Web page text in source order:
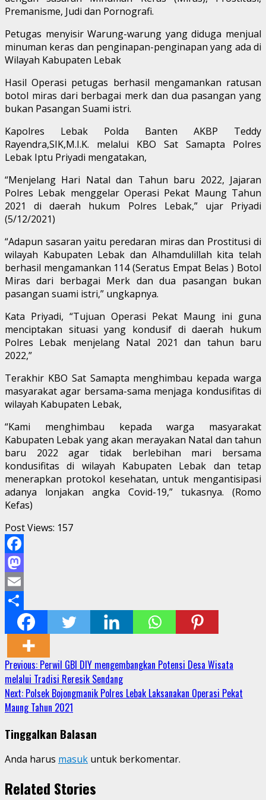
Premanisme, Judi dan Pornografi.
Petugas menyisir Warung-warung yang diduga menjual
minuman keras dan penginapan-penginapan yang ada di
Wilayah Kabupaten Lebak
Hasil Operasi petugas berhasil mengamankan ratusan
botol miras dari berbagai merk dan dua pasangan yang
bukan Pasangan Suami istri.
Kapolres Lebak Polda Banten AKBP Teddy
Rayendra,SIK,M.I.K. melalui KBO Sat Samapta Polres
Lebak Iptu Priyadi mengatakan,
“Menjelang Hari Natal dan Tahun baru 2022, Jajaran
Polres Lebak menggelar Operasi Pekat Maung Tahun
2021 di daerah hukum Polres Lebak,” ujar Priyadi
(5/12/2021)
“Adapun sasaran yaitu peredaran miras dan Prostitusi di
wilayah Kabupaten Lebak dan Alhamdulillah kita telah
berhasil mengamankan 114 (Seratus Empat Belas ) Botol
Miras dari berbagai Merk dan dua pasangan bukan
pasangan suami istri,” ungkapnya.
Kata Priyadi, “Tujuan Operasi Pekat Maung ini guna
menciptakan situasi yang kondusif di daerah hukum
Polres Lebak menjelang Natal 2021 dan tahun baru
2022,”
Terakhir KBO Sat Samapta menghimbau kepada warga
masyarakat agar bersama-sama menjaga kondusifitas di
wilayah Kabupaten Lebak,
“Kami menghimbau kepada warga masyarakat
Kabupaten Lebak yang akan merayakan Natal dan tahun
baru 2022 agar tidak berlebihan mari bersama
kondusifitas di wilayah Kabupaten Lebak dan tetap
menerapkan protokol kesehatan, untuk mengantisipasi
adanya lonjakan angka Covid-19,” tukasnya. (Romo
Kefas)
Post Views: 157
Facebook
Mastodon
Email
Share
Continue
Reading
Previous: Perwil GBI DIY mengembangkan Potensi Desa Wisata
melalui Tradisi Reresik Sendang
Next: Polsek Bojongmanik Polres Lebak Laksanakan Operasi Pekat
Maung Tahun 2021
Tinggalkan Balasan
Anda harus masuk untuk berkomentar.
Related Stories